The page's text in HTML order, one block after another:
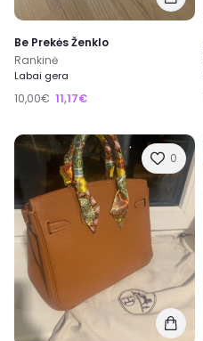
Be Prekės Ženklo
Rankinė
Labai gera
10,00€ 11,17€
0